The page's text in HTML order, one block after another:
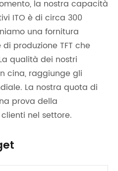
la nostra capacità
ITO è di circa 300
una fornitura
produzione TFT che
qualità dei nostri
cina, raggiunge gli
La nostra quota di
prova della
nel settore.